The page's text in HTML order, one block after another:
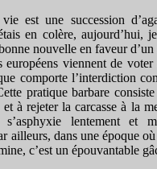
est une succession
en colère, aujourd’hui,
nouvelle en faveur d’un
européens viennent de
comporte l’interdiction
pratique barbare
à rejeter la carcasse à la
lentement et
ailleurs, dans une époque
c’est un épouvantable